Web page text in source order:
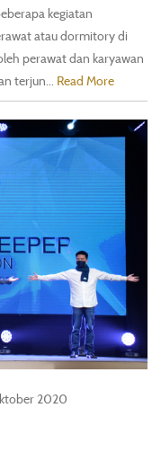
kegiatan
atau dormitory di
perawat dan karyawan
terjun... Read More
2020